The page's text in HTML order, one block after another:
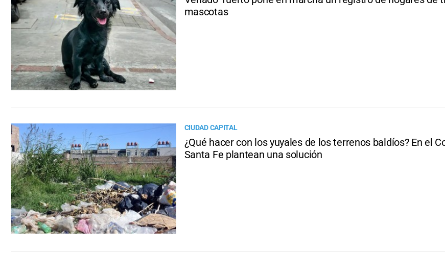
mascotas
CIUDAD CAPITAL
¿Qué hacer con los yuyales de los terrenos baldíos? En el
Santa Fe plantean una solución